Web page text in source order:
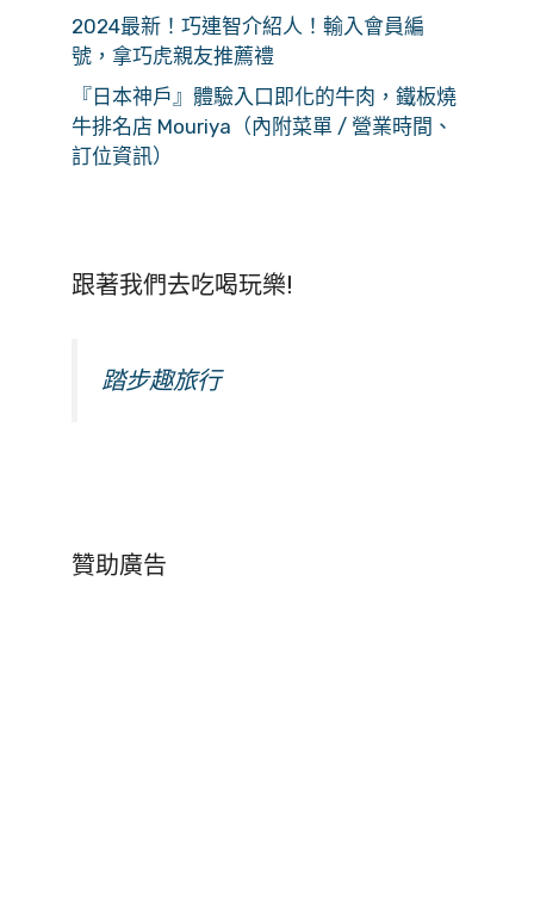
2024最新！巧連智介紹人！輸入會員編
號，拿巧虎親友推薦禮
『日本神戶』體驗入口即化的牛肉，鐵板燒
牛排名店 Mouriya（內附菜單 / 營業時間、
訂位資訊）
跟著我們去吃喝玩樂!
踏步趣旅行
贊助廣告